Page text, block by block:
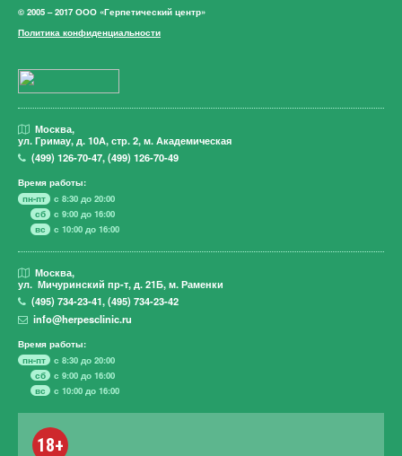
© 2005 – 2017 ООО «Герпетический центр»
Политика конфиденциальности
Москва,
ул. Гримау, д. 10А, стр. 2, м. Академическая
(499)126-70-47,(499)126-70-49
Время работы:
пн-пт
с 8:30 до 20:00
сб
с 9:00 до 16:00
вс
с 10:00 до 16:00
Москва,
ул. Мичуринский пр-т, д. 21Б, м. Раменки
(495)734-23-41,(495)734-23-42
info@herpesclinic.ru
Время работы:
пн-пт
с 8:30 до 20:00
сб
с 9:00 до 16:00
вс
с 10:00 до 16:00
18+